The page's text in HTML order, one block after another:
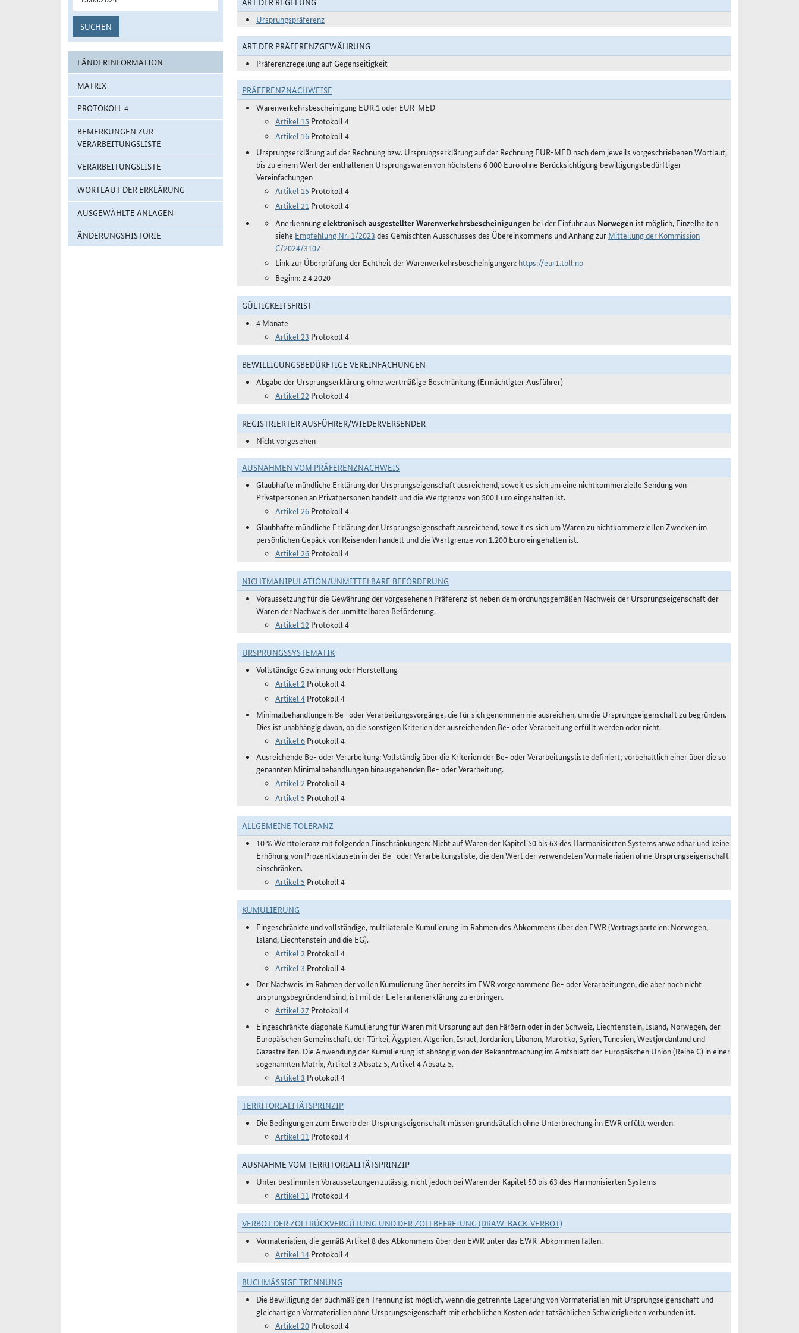
SUCHEN
LÄNDERINFORMATION
MATRIX
PROTOKOLL 4
BEMERKUNGEN ZUR
VERARBEITUNGSLISTE
VERARBEITUNGSLISTE
WORTLAUT DER ERKLÄRUNG
AUSGEWÄHLTE ANLAGEN
ÄNDERUNGSHISTORIE
Ursprungspräferenz
ART DER PRÄFERENZGEWÄHRUNG
Präferenzregelung auf Gegenseitigkeit
PRÄFERENZNACHWEISE
Warenverkehrsbescheinigung EUR.1 oder EUR-MED
Artikel 15 Protokoll 4
Artikel 16 Protokoll 4
Ursprungserklärung auf der Rechnung bzw. Ursprungserklärung auf der Rechnung EUR-MED nach dem jeweils vorgeschriebenen Wortlaut,
bis zu einem Wert der enthaltenen Ursprungswaren von höchstens 6 000 Euro ohne Berücksichtigung bewilligungsbedürftiger
Vereinfachungen
Artikel 15 Protokoll 4
Artikel 21 Protokoll 4
Anerkennungelektronisch ausgestellter Warenverkehrsbescheinigungen bei der Einfuhr aus Norwegen ist möglich, Einzelheiten
siehe Empfehlung Nr. 1/2023 des Gemischten Ausschusses des Übereinkommens und Anhang zur Mitteilung der Kommission
C/2024/3107
Link zur Überprüfung der Echtheit der Warenverkehrsbescheinigungen: https://eur1.toll.no
Beginn: 2.4.2020
GÜLTIGKEITSFRIST
4 Monate
Artikel 23 Protokoll 4
BEWILLIGUNGSBEDÜRFTIGE VEREINFACHUNGEN
Abgabe der Ursprungserklärung ohne wertmäßige Beschränkung (Ermächtigter Ausführer)
Artikel 22 Protokoll 4
REGISTRIERTER AUSFÜHRER/WIEDERVERSENDER
Nicht vorgesehen
AUSNAHMEN VOM PRÄFERENZNACHWEIS
Glaubhafte mündliche Erklärung der Ursprungseigenschaft ausreichend, soweit es sich um eine nichtkommerzielle Sendung von
Privatpersonen an Privatpersonen handelt und die Wertgrenze von 500 Euro eingehalten ist.
Artikel 26 Protokoll 4
Glaubhafte mündliche Erklärung der Ursprungseigenschaft ausreichend, soweit es sich um Waren zu nichtkommerziellen Zwecken im
persönlichen Gepäck von Reisenden handelt und die Wertgrenze von 1.200 Euro eingehalten ist.
Artikel 26 Protokoll 4
NICHTMANIPULATION/UNMITTELBARE BEFÖRDERUNG
Voraussetzung für die Gewährung der vorgesehenen Präferenz ist neben dem ordnungsgemäßen Nachweis der Ursprungseigenschaft der
Waren der Nachweis der unmittelbaren Beförderung.
Artikel 12 Protokoll 4
URSPRUNGSSYSTEMATIK
Vollständige Gewinnung oder Herstellung
Artikel 2 Protokoll 4
Artikel 4 Protokoll 4
Minimalbehandlungen: Be- oder Verarbeitungsvorgänge, die für sich genommen nie ausreichen, um die Ursprungseigenschaft zu begründen.
Dies ist unabhängig davon, ob die sonstigen Kriterien der ausreichenden Be- oder Verarbeitung erfüllt werden oder nicht.
Artikel 6 Protokoll 4
Ausreichende Be- oder Verarbeitung: Vollständig über die Kriterien der Be- oder Verarbeitungsliste definiert; vorbehaltlich einer über die so
genannten Minimalbehandlungen hinausgehenden Be- oder Verarbeitung.
Artikel 2 Protokoll 4
Artikel 5 Protokoll 4
ALLGEMEINE TOLERANZ
10 % Werttoleranz mit folgenden Einschränkungen: Nicht auf Waren der Kapitel 50 bis 63 des Harmonisierten Systems anwendbar und keine
Erhöhung von Prozentklauseln in der Be- oder Verarbeitungsliste, die den Wert der verwendeten Vormaterialien ohne Ursprungseigenschaft
einschränken.
Artikel 5 Protokoll 4
KUMULIERUNG
Eingeschränkte und vollständige, multilaterale Kumulierung im Rahmen des Abkommens über den EWR (Vertragsparteien: Norwegen,
Island, Liechtenstein und die EG).
Artikel 2 Protokoll 4
Artikel 3 Protokoll 4
Der Nachweis im Rahmen der vollen Kumulierung über bereits im EWR vorgenommene Be- oder Verarbeitungen, die aber noch nicht
ursprungsbegründend sind, ist mit der Lieferantenerklärung zu erbringen.
Artikel 27 Protokoll 4
Eingeschränkte diagonale Kumulierung für Waren mit Ursprung auf den Färöern oder in der Schweiz, Liechtenstein, Island, Norwegen, der
Europäischen Gemeinschaft, der Türkei, Ägypten, Algerien, Israel, Jordanien, Libanon, Marokko, Syrien, Tunesien, Westjordanland und
Gazastreifen. Die Anwendung der Kumulierung ist abhängig von der Bekanntmachung im Amtsblatt der Europäischen Union (Reihe C) in einer
sogenannten Matrix, Artikel 3 Absatz 5, Artikel 4 Absatz 5.
Artikel 3 Protokoll 4
TERRITORIALITÄTSPRINZIP
Die Bedingungen zum Erwerb der Ursprungseigenschaft müssen grundsätzlich ohne Unterbrechung im EWR erfüllt werden.
Artikel 11 Protokoll 4
AUSNAHME VOM TERRITORIALITÄTSPRINZIP
Unter bestimmten Voraussetzungen zulässig, nicht jedoch bei Waren der Kapitel 50 bis 63 des Harmonisierten Systems
Artikel 11 Protokoll 4
VERBOT DER ZOLLRÜCKVERGÜTUNG UND DER ZOLLBEFREIUNG (DRAW-BACK-VERBOT)
Vormaterialien, die gemäß Artikel 8 des Abkommens über den EWR unter das EWR-Abkommen fallen.
Artikel 14 Protokoll 4
BUCHMÄSSIGE TRENNUNG
Die Bewilligung der buchmäßigen Trennung ist möglich, wenn die getrennte Lagerung von Vormaterialien mit Ursprungseigenschaft und
gleichartigen Vormaterialien ohne Ursprungseigenschaft mit erheblichen Kosten oder tatsächlichen Schwierigkeiten verbunden ist.
Artikel 20 Protokoll 4